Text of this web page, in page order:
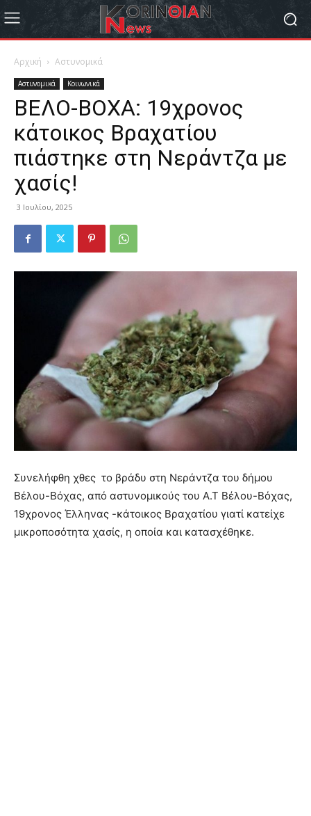
Αρχική Αστυνομικά
Αστυνομικά Κοινωνικά
ΒΕΛΟ-ΒΟΧΑ: 19χρονος
κάτοικος Βραχατίου
πιάστηκε στη Νεράντζα με
χασίς!
3 Ιουλίου, 2025
Συνελήφθη χθες το βράδυ στη Νεράντζα του δήμου
Βέλου-Βόχας, από αστυνομικούς του Α.Τ Βέλου-Βόχας,
19χρονος Έλληνας -κάτοικος Βραχατίου γιατί κατείχε
μικροποσότητα χασίς, η οποία και κατασχέθηκε.